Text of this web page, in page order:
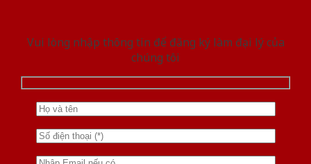
Vui lòng nhập thông tin để đăng ký làm đại lý của
chúng tôi